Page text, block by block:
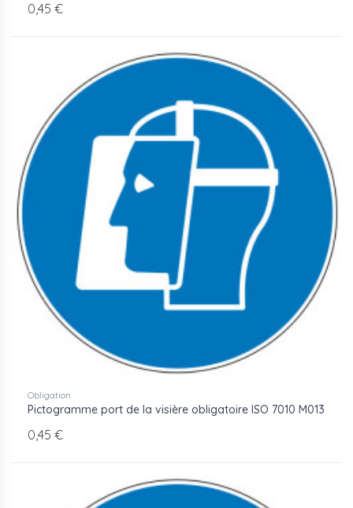
0,45 €
Obligation
Pictogramme port de la visière obligatoire ISO 7010 M013
0,45 €